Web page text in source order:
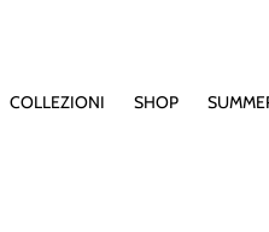
COLLEZIONI SHOP